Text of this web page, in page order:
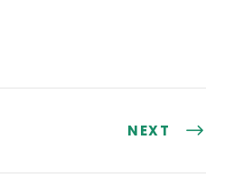
NEXT